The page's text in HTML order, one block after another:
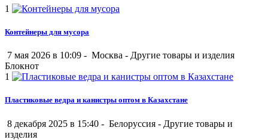
1
Контейнеры для мусора
7 мая 2026 в 10:09 - Москва - Другие товары и изделия
Блокнот
1
Пластиковые ведра и канистры оптом в Казахстане
8 декабря 2025 в 15:40 - Белоруссия - Другие товары и
изделия